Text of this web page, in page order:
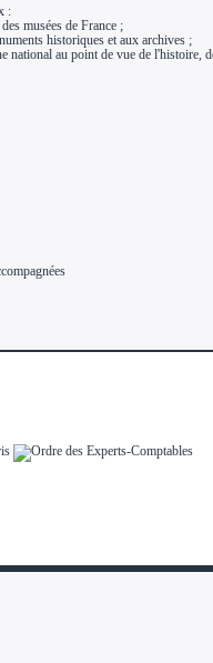
:
musées de France ;
historiques et aux archives ;
au point de vue de l'histoire,